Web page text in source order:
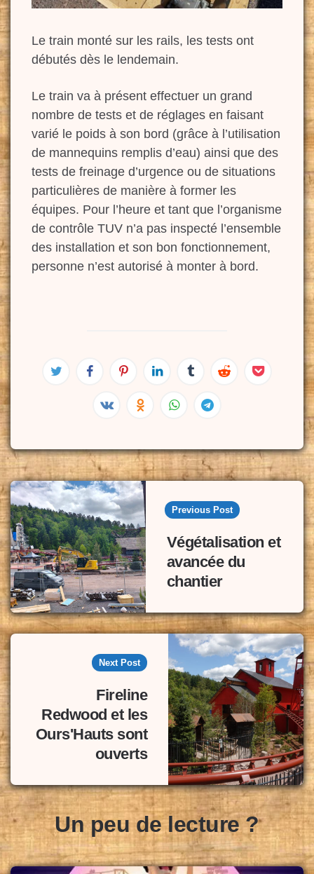
Le train monté sur les rails, les tests ont
débutés dès le lendemain.
Le train va à présent effectuer un grand
nombre de tests et de réglages en faisant
varié le poids à son bord (grâce à l’utilisation
de mannequins remplis d’eau) ainsi que des
tests de freinage d’urgence ou de situations
particulières de manière à former les
équipes. Pour l’heure et tant que l’organisme
de contrôle TUV n’a pas inspecté l’ensemble
des installation et son bon fonctionnement,
personne n’est autorisé à monter à bord.
Post
navigation
Previous Post
Végétalisation et
avancée du
chantier
Next Post
Fireline
Redwood et les
Ours'Hauts sont
ouverts
Un peu de lecture ?